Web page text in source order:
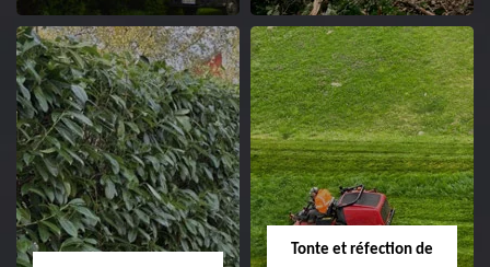
clôture 18 Cher tel:
02.52.56.49.40
Elagage d'arbre 18
Entreprise élagage
d'arbre 18 Cher tel:
02.52.56.49.40
Abattage d'arbres
18
Entreprise abattage
Tonte et réfection de